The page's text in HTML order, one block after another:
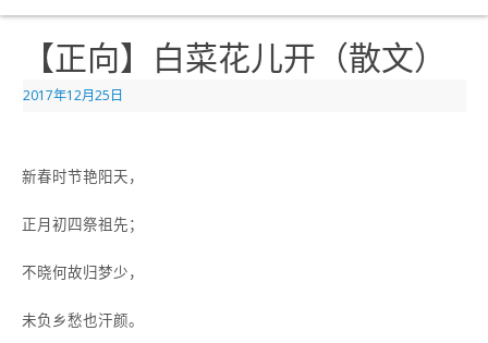
【正向】白菜花儿开（散文）
2017年12月25日
新春时节艳阳天，
正月初四祭祖先；
不晓何故归梦少，
未负乡愁也汗颜。